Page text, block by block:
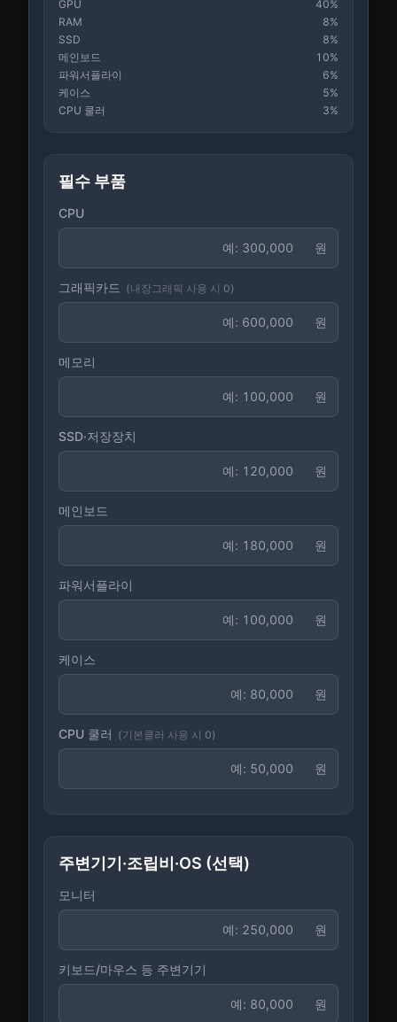
GPU
40%
RAM
8%
SSD
8%
메인보드
10%
파워서플라이
6%
케이스
5%
CPU 쿨러
3%
필수 부품
CPU
원
그래픽카드 (내장그래픽 사용 시 0)
원
메모리
원
SSD·저장장치
원
메인보드
원
파워서플라이
원
케이스
원
CPU 쿨러 (기본쿨러 사용 시 0)
원
주변기기·조립비·OS (선택)
모니터
원
키보드/마우스 등 주변기기
원